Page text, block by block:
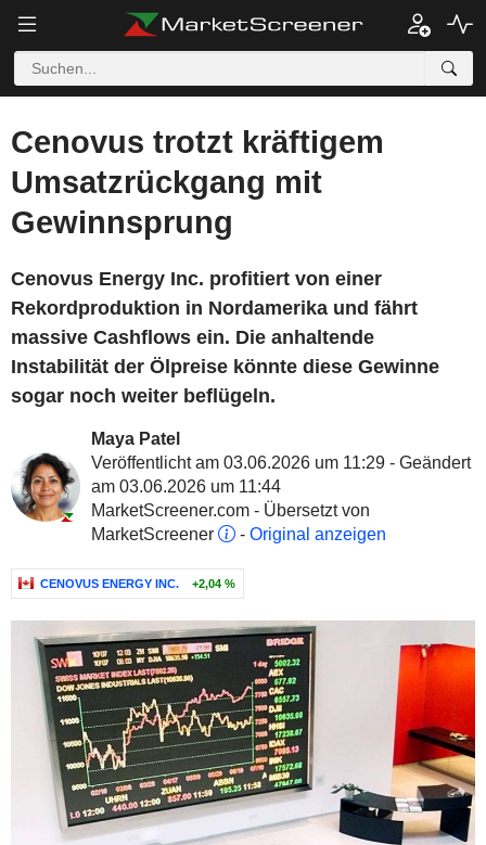
Cenovus trotzt kräftigem
Umsatzrückgang mit
Gewinnsprung
Cenovus Energy Inc. profitiert von einer
Rekordproduktion in Nordamerika und fährt
massive Cashflows ein. Die anhaltende
Instabilität der Ölpreise könnte diese Gewinne
sogar noch weiter beflügeln.
Maya Patel
Veröffentlicht am 03.06.2026 um 11:29 - Geändert
am 03.06.2026 um 11:44
MarketScreener.com - Übersetzt von
MarketScreener
- Original anzeigen
CENOVUS ENERGY INC. +2,04 %